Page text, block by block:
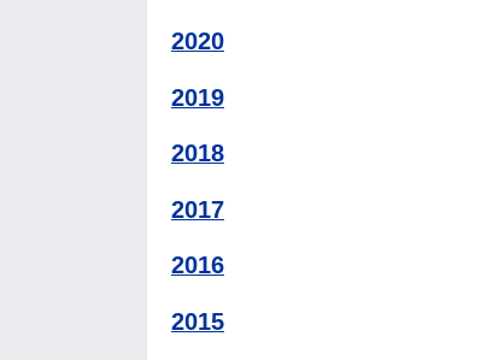
2020
2019
2018
2017
2016
2015